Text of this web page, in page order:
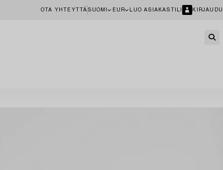
OTA YHTEYTTÄ SUOMI EUR LUO ASIAKASTILI KIRJAUDU